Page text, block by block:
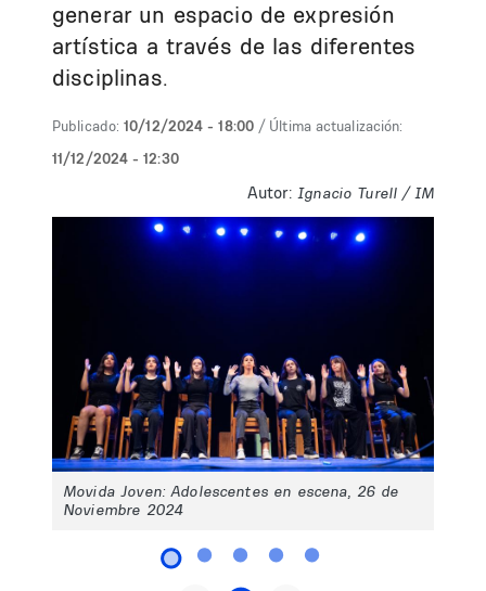
generar un espacio de expresión
artística a través de las diferentes
disciplinas.
Publicado: 10/12/2024 - 18:00 / Última actualización:
11/12/2024 - 12:30
Autor: Ignacio Turell / IM
Movida Joven: Adolescentes en escena, 26 de
Noviembre 2024